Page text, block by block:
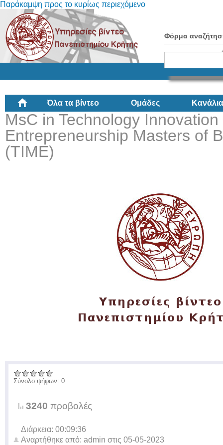
Παράκαμψη προς το κυρίως περιεχόμενο
Φόρμα
Όλα τα βίντεο Ομάδες Κανάλια
MsC in Technology
Entrepreneurship Masters of
(ΤΙΜΕ)
Σύνολο ψήφων: 0
3240 προβολές
Διάρκεια: 00:09:36
Αναρτήθηκε από: admin στις 05-05-2023